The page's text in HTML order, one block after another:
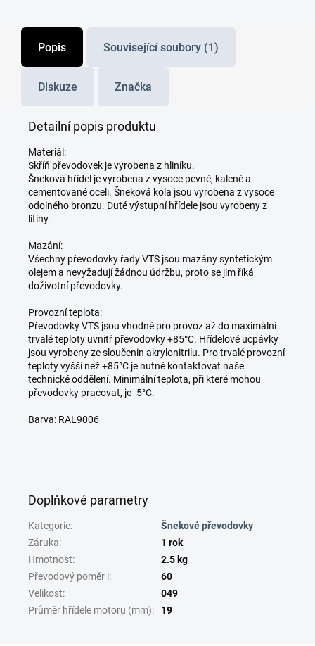
Popis Související soubory (1)
Diskuze Značka
Detailní popis produktu
Materiál:
Skříň převodovek je vyrobena z hliníku.
Šneková hřídel je vyrobena z vysoce pevné, kalené a
cementované oceli. Šneková kola jsou vyrobena z vysoce
odolného bronzu. Duté výstupní hřídele jsou vyrobeny z
litiny.
Mazání:
Všechny převodovky řady VTS jsou mazány syntetickým
olejem a nevyžadují žádnou údržbu, proto se jim říká
doživotní převodovky.
Provozní teplota:
Převodovky VTS jsou vhodné pro provoz až do maximální
trvalé teploty uvnitř převodovky +85°C. Hřídelové ucpávky
jsou vyrobeny ze sloučenin akrylonitrilu. Pro trvalé provozní
teploty vyšší než +85°C je nutné kontaktovat naše
technické oddělení. Minimální teplota, při které mohou
převodovky pracovat, je -5°C.
Barva: RAL9006
Doplňkové parametry
Kategorie:
Šnekové převodovky
Záruka:
1 rok
Hmotnost:
2.5 kg
Převodový poměr i:
60
Velikost:
049
Průměr hřídele motoru (mm): 19